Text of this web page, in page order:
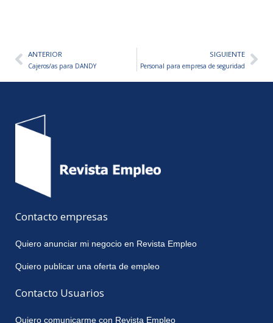
AntANTERIOR
Cajeros/as para DANDY
SIGUIENTE
Personal para empresa de seguridad
Contacto empresas
Quiero anunciar mi negocio en Revista Empleo
Quiero publicar una oferta de empleo
Contacto Usuarios
Quiero comunicarme con Revista Empleo